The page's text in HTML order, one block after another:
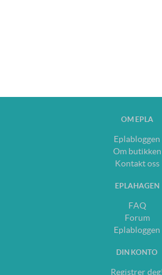
OM EPLA
Eplabloggen
Om butikken
Kontakt oss
EPLAHAGEN
FAQ
Forum
Eplabloggen
DIN KONTO
Registrer deg!